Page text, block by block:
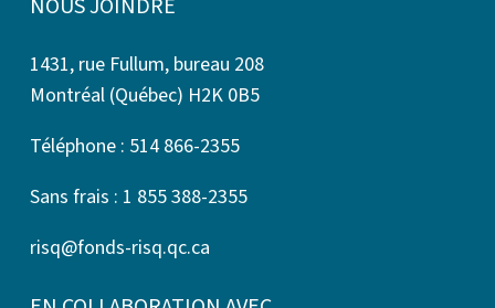
NOUS JOINDRE
1431, rue Fullum, bureau 208
Montréal (Québec) H2K 0B5
Téléphone : 514 866-2355
Sans frais : 1 855 388-2355
risq@fonds-risq.qc.ca